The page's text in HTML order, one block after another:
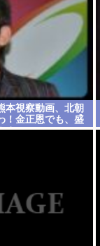
本視察動画、北朝
！金正恩でも、盛
？」